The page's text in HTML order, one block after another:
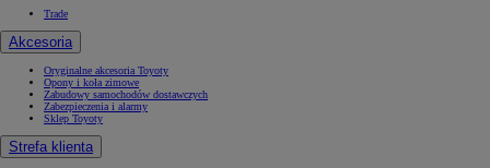
Trade
Akcesoria
Oryginalne akcesoria Toyoty
Opony i koła zimowe
Zabudowy samochodów dostawczych
Zabezpieczenia i alarmy
Sklep Toyoty
Strefa klienta